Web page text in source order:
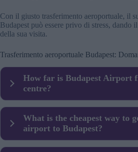
Con il giusto trasferimento aeroportuale, il
Budapest può essere privo di stress, dando
della sua visita.
Trasferimento aeroportuale Budapest:
How far is Budapest Airport
centre?
The airport is about 16 km from central
journey usually takes 30–40 minutes,
traffic.
What is the cheapest way to
airport to Budapest?
The 100E airport bus offers a direct